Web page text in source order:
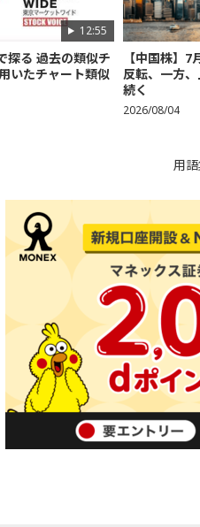
12:55
探る 過去の類似チ
いたチャート類似
【中国株】
反転、一方
続く
2026/08/04
用